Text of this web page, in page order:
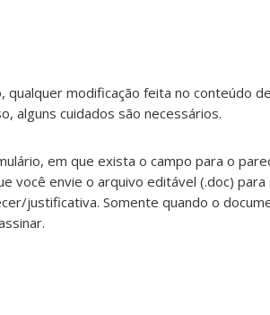
qualquer modificação feita no conteúdo
alguns cuidados são necessários.
em que exista o campo para o
você envie o arquivo editável (.doc)
justificativa. Somente quando o